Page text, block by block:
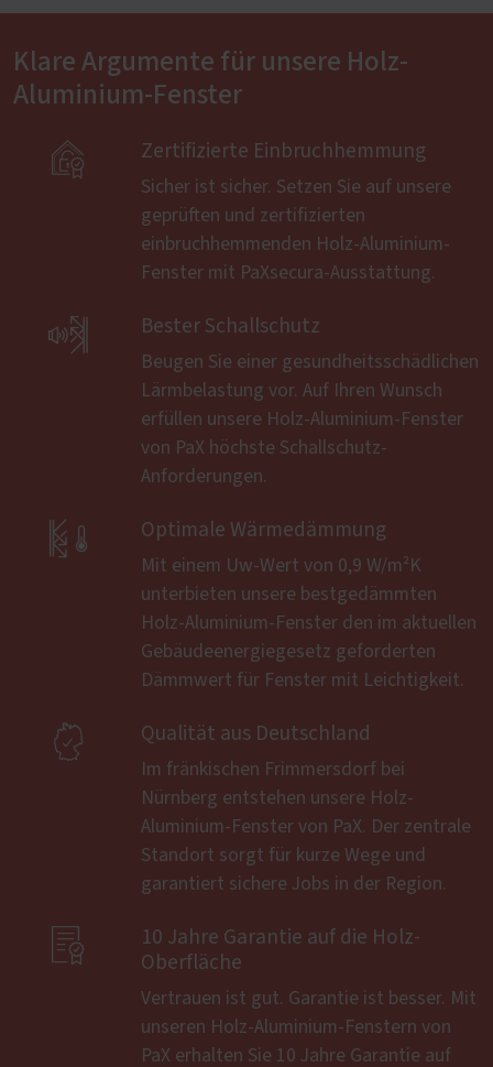
Klare Argumente für unsere Holz-
Aluminium-Fenster
 Zertifizierte Einbruchhemmung
Sicher ist sicher. Setzen Sie auf unsere
geprüften und zertifizierten
einbruchhemmenden Holz-Aluminium-
Fenster mit PaXsecura-Ausstattung.
 Bester Schallschutz
Beugen Sie einer gesundheitsschädlichen
Lärmbelastung vor. Auf Ihren Wunsch
erfüllen unsere Holz-Aluminium-Fenster
von PaX höchste Schallschutz-
Anforderungen.
 Optimale Wärmedämmung
Mit einem Uw-Wert von 0,9 W/m²K
unterbieten unsere bestgedämmten
Holz-Aluminium-Fenster den im aktuellen
Gebäudeenergiegesetz geforderten
Dämmwert für Fenster mit Leichtigkeit.
 Qualität aus Deutschland
Im fränkischen Frimmersdorf bei
Nürnberg entstehen unsere Holz-
Aluminium-Fenster von PaX. Der zentrale
Standort sorgt für kurze Wege und
garantiert sichere Jobs in der Region.

10 Jahre Garantie auf die Holz-
Oberfläche
Vertrauen ist gut. Garantie ist besser. Mit
unseren Holz-Aluminium-Fenstern von
PaX erhalten Sie 10 Jahre Garantie auf